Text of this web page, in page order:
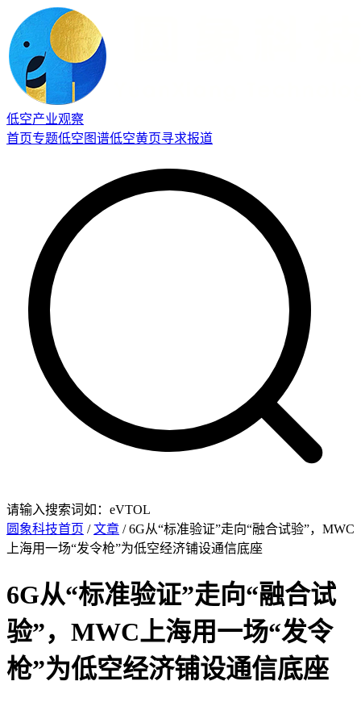
低空产业观察
首页专题低空图谱低空黄页寻求报道
请输入搜索词如：eVTOL
圆象科技首页 /文章 / 6G从“标准验证”走向“融合试验”，MWC
上海用一场“发令枪”为低空经济铺设通信底座
6G从“标准验证”走向“融合试
验”，MWC上海用一场“发令
枪”为低空经济铺设通信底座